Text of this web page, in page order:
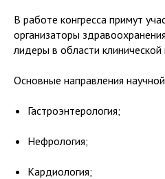
В работе конгресса примут
организаторы
лидеры в области
Основные направления
Гастроэнтерология;
Нефрология;
Кардиология;